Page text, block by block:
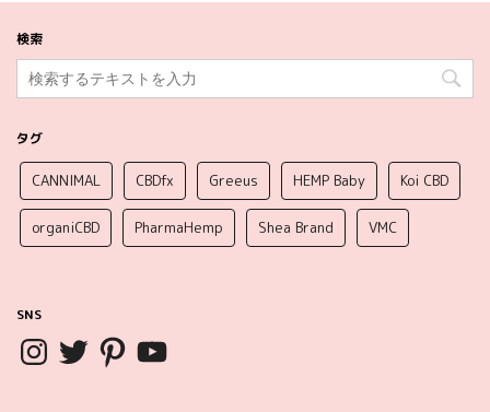
検索
タグ
CANNIMAL CBDfx Greeus HEMP Baby Koi CBD
organiCBD PharmaHemp Shea Brand VMC
SNS